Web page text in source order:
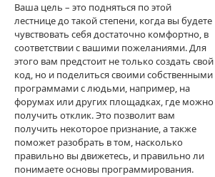
Ваша цель – это подняться по этой
лестнице до такой степени, когда вы будете
чувствовать себя достаточно комфортно, в
соответствии с вашими пожеланиями. Для
этого вам предстоит не только создать свой
код, но и поделиться своими собственными
программами с людьми, например, на
форумах или других площадках, где можно
получить отклик. Это позволит вам
получить некоторое признание, а также
поможет разобрать в том, насколько
правильно вы движетесь, и правильно ли
понимаете основы программирования.